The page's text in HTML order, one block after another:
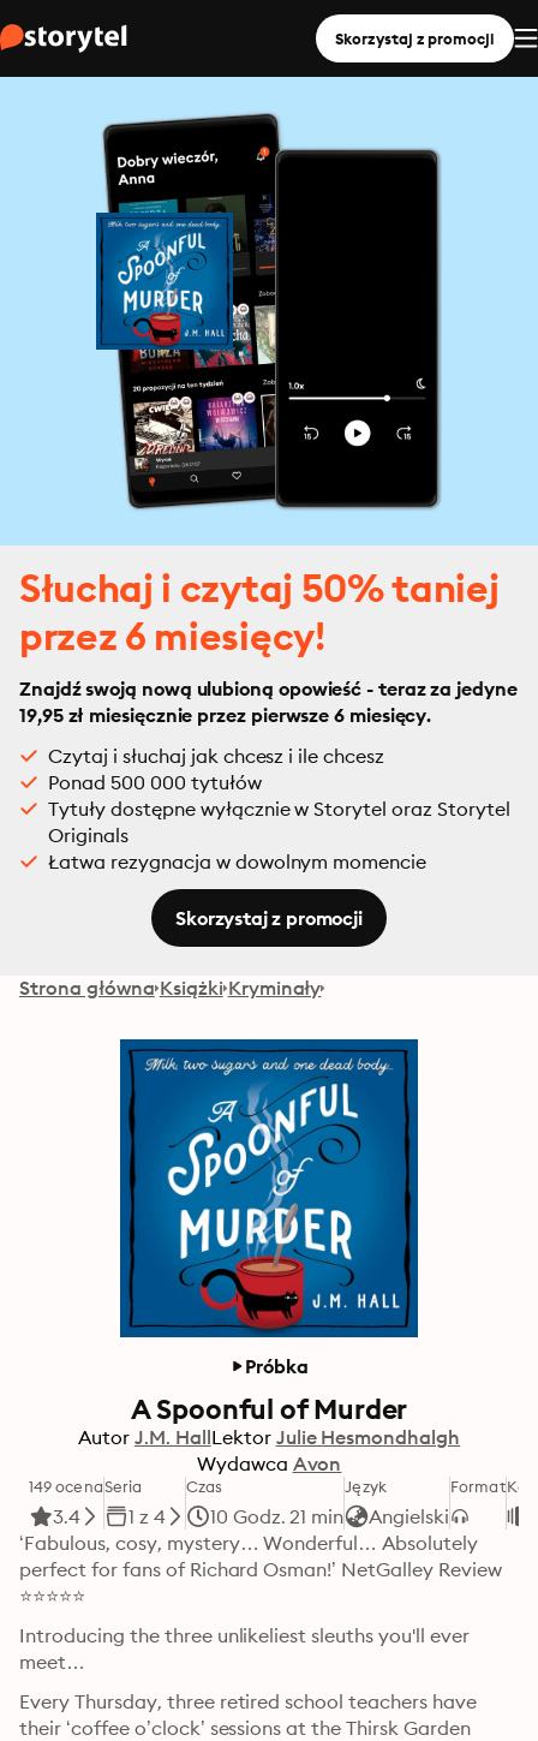
Skorzystaj z promocji
Słuchaj i czytaj 50% taniej
przez 6 miesięcy!
Znajdź swoją nową ulubioną opowieść - teraz za jedyne
19,95 zł miesięcznie przez pierwsze 6 miesięcy.
Czytaj i słuchaj jak chcesz i ile chcesz
Ponad 500 000 tytułów
Tytuły dostępne wyłącznie w Storytel oraz Storytel
Originals
Łatwa rezygnacja w dowolnym momencie
Skorzystaj z promocji
Strona główna Książki Kryminały
Próbka
A Spoonful of Murder
Autor J.M. HallLektor Julie Hesmondhalgh
Wydawca Avon
149 ocena
3.4
Seria
1 z 4
Czas
10 Godz. 21 min
Język
Angielski
Format
‘Fabulous, cosy, mystery… Wonderful… Absolutely
perfect for fans of Richard Osman!’ NetGalley Review
⭐⭐⭐⭐⭐
Introducing the three unlikeliest sleuths you'll ever
Every Thursday, three retired school teachers have
their ‘coffee o’clock’ sessions at the Thirsk Garden